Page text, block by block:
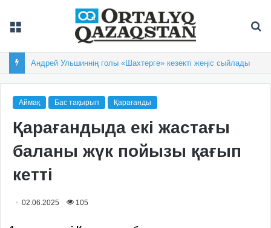
Андрей Ульшиннің голы «Шахтерге» кезекті жеңіс сыйлады
Аймақ Бас тақырып Қарағанды
Қарағандыда екі жастағы
баланы жүк пойызы қағып
кетті
02.06.2025 105